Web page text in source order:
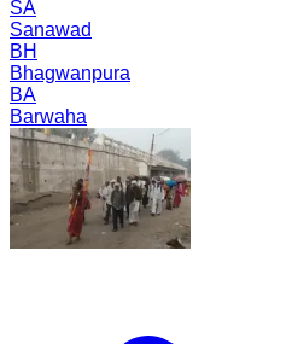
SA
Sanawad
BH
Bhagwanpura
BA
Barwaha